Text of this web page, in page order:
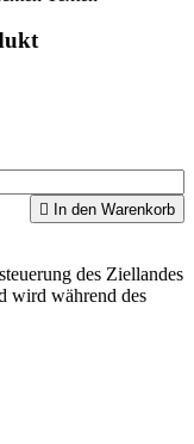
 In den Warenkorb
des Ziellandes
wird während des